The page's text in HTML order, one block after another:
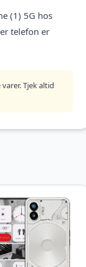
(1) 5G hos
telefon er
Tjek altid